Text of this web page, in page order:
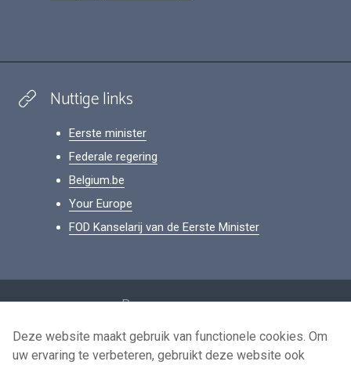
Nuttige links
Eerste minister
Federale regering
Belgium.be
Your Europe
FOD Kanselarij van de Eerste Minister
Persoonsgegevens
Voorwaarden voor het hergebruik
Contacteer ons
Deze website maakt gebruik van functionele cookies. Om
uw ervaring te verbeteren, gebruikt deze website ook